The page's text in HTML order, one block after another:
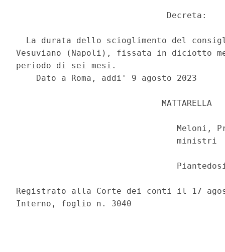
                              Decreta:
La durata dello scioglimento del
Vesuviano (Napoli), fissata in diciotto
periodo di sei mesi.
    Dato a Roma, addi' 9 agosto 2023
                             MATTARELLA
Meloni,
                                ministri
Registrato alla Corte dei conti il 17